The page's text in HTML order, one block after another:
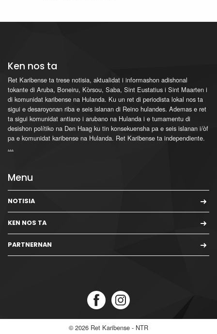
Ken nos ta
Ret Karibense ta trese notisia, aktualidat i informashon adishonal
tokante di Aruba, Boneiru, Kòrsou, Saba, Sint Eustatius i Sint Maarten i
di komunidat karibense na Hulanda. Ku un ret di periodista lokal nos ta
sigui e desaroyonan riba e seis islanan di Reino hulandes. Ademas e ret
ta sigui komunidat antiano i arubano na Hulanda i e tumamentu di
desishon polítiko na Den Haag ku tin konsekuensha pa e seis islanan i/òf
pa e komunidat karibense na Hulanda. Ret Karibense ta independiente.
...
Menu
NOTISIA
KEN NOS TA
PARTNERNAN
© 2026 Ret Karibense - NTR